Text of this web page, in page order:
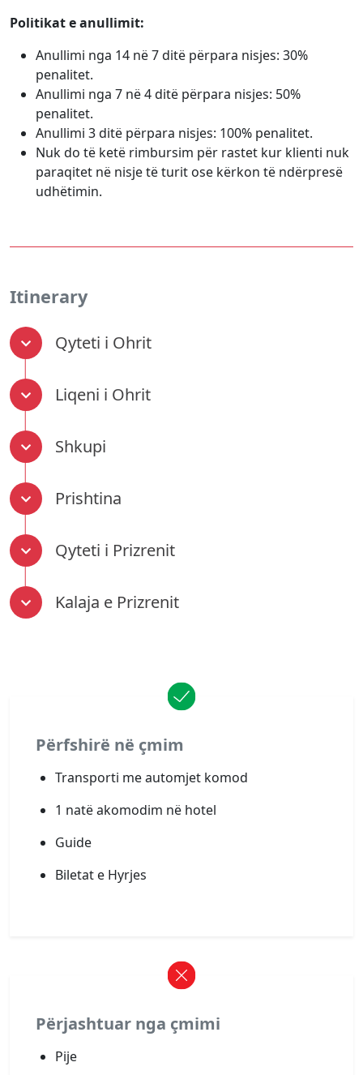
Politikat e anullimit:
Anullimi nga 14 në 7 ditë përpara nisjes: 30%
penalitet.
Anullimi nga 7 në 4 ditë përpara nisjes: 50%
penalitet.
Anullimi 3 ditë përpara nisjes: 100% penalitet.
Nuk do të ketë rimbursim për rastet kur klienti nuk
paraqitet në nisje të turit ose kërkon të ndërpresë
udhëtimin.
Itinerary
Qyteti i Ohrit
Liqeni i Ohrit
Shkupi
Prishtina
Qyteti i Prizrenit
Kalaja e Prizrenit
Përfshirë në çmim
Transporti me automjet komod
1 natë akomodim në hotel
Guide
Biletat e Hyrjes
Përjashtuar nga çmimi
Pije